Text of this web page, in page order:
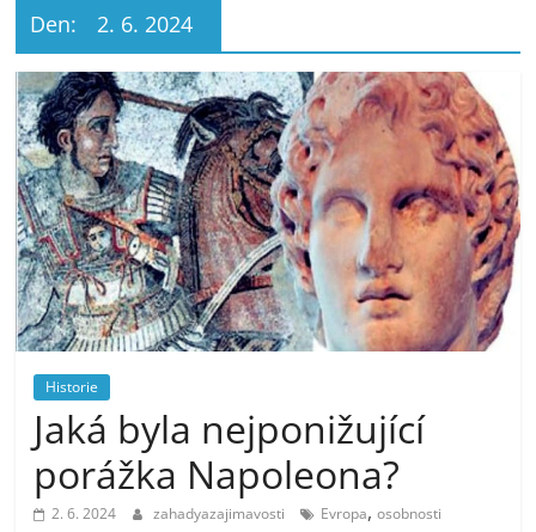
Den: 2. 6. 2024
Historie
Jaká byla nejponižující
porážka Napoleona?
2. 6. 2024 zahadyazajimavosti Evropa,osobnosti